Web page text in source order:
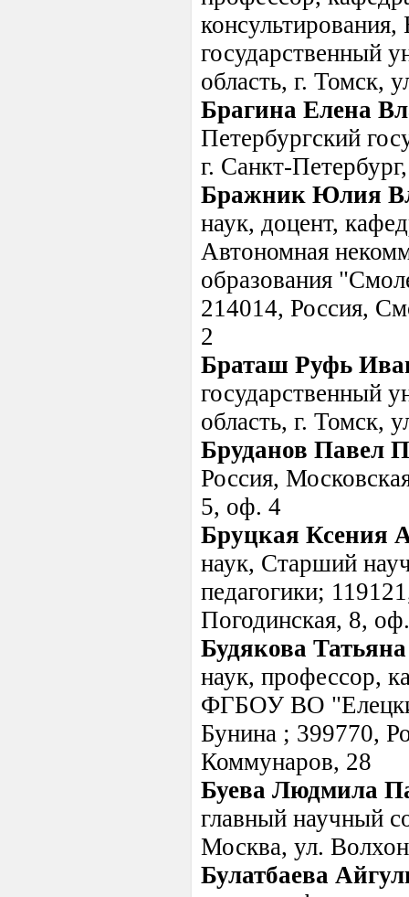
государственный
область, г. Томск,
Брагина Елена
Петербургский
г. Санкт-
Бражник Юлия
наук, доцент,
Автономная
образования
214014, Россия,
2
Браташ Руфь
государственный
область, г. Томск,
Бруданов Павел
Россия,
5, оф. 4
Бруцкая Ксения
наук, Старший
педагогики;
Погодинская, 8,
Будякова
наук, профессор,
ФГБОУ ВО
Бунина ; 399770,
Коммунаров, 28
Буева Людмила
главный научный
Москва, ул.
Булатбаева